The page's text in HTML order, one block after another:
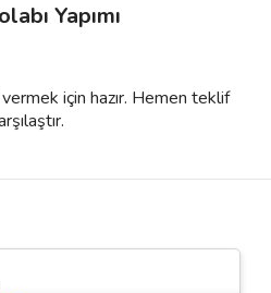
Yapımı
için hazır. Hemen teklif